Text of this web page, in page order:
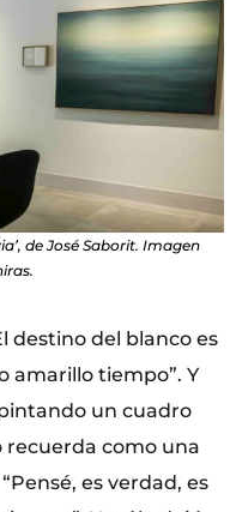
de José Saborit. Imagen
destino del blanco es
amarillo tiempo”. Y
un cuadro
recuerda como una
es verdad, es